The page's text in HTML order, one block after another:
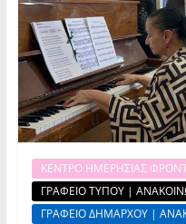
ΚΕΝΤΡΟ ΗΜΕΡΗΣΙΑΣ
ΓΡΑΦΕΙΟ ΤΥΠΟΥ |
ΓΡΑΦΕΙΟ ΔΗΜΑΡΧΟΥ |